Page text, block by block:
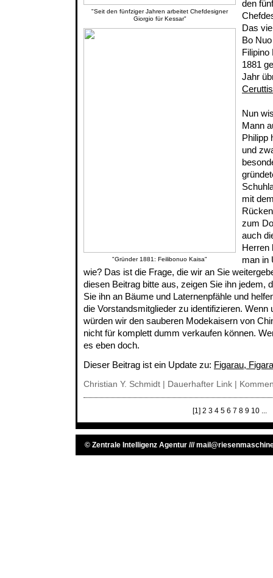
"Seit den fünfziger Jahren arbeitet Chefdesigner
Giorgio für Kessar"
"Gründer 1881: Feilibonuo Kaisa"
den
Das
Bo
Filipino
1881
Jahr
Ceruttis
Nun
Mann
Philipp
und
mit
zum
auch
Herren
man in
wie? Das ist die Frage, die wir an Sie
diesen Beitrag bitte aus, zeigen Sie ihn jedem,
Sie ihn an Bäume und Laternenpfähle und
die Vorstandsmitglieder zu identifizieren. Wenn
würden wir den sauberen Modekaisern von
nicht für komplett dumm verkaufen können.
es eben doch.
Dieser Beitrag ist ein Update zu: Figarau,
Christian Y. Schmidt | Dauerhafter Link
[1] 2 3 4 5 6 7 8 9 10 ...
© Zentrale Intelligenz Agentur ///